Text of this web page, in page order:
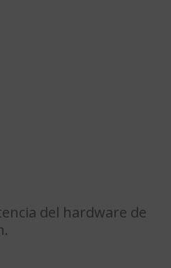
del hardware de